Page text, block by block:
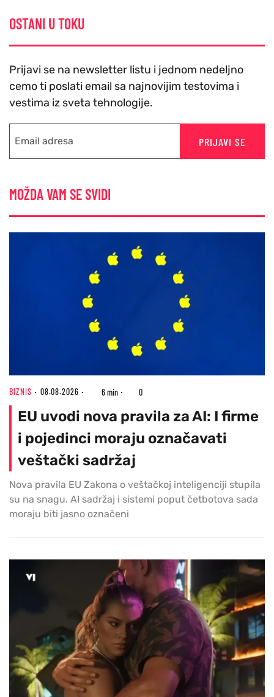
OSTANI U TOKU
Prijavi se na newsletter listu i jednom nedeljno
cemo ti poslati email sa najnovijim testovima i
vestima iz sveta tehnologije.
PRIJAVI SE
MOŽDA VAM SE SVIDI
BIZNIS 08.08.2026 6 min 0
EU uvodi nova pravila za AI: I firme
i pojedinci moraju označavati
veštački sadržaj
Nova pravila EU Zakona o veštačkoj inteligenciji stupila
su na snagu. AI sadržaj i sistemi poput četbotova sada
moraju biti jasno označeni